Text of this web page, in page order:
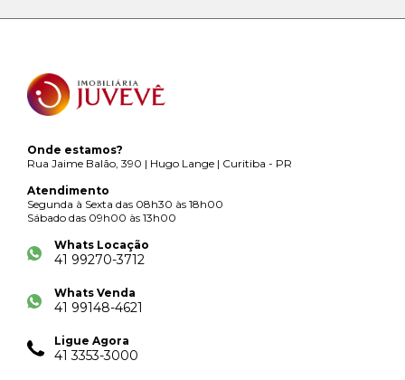
Onde estamos?
Rua Jaime Balão, 390 | Hugo Lange | Curitiba - PR
Atendimento
Segunda à Sexta das 08h30 às 18h00
Sábado das 09h00 às 13h00
Whats Locação
41 99270-3712
Whats Venda
41 99148-4621
Ligue Agora
41 3353-3000